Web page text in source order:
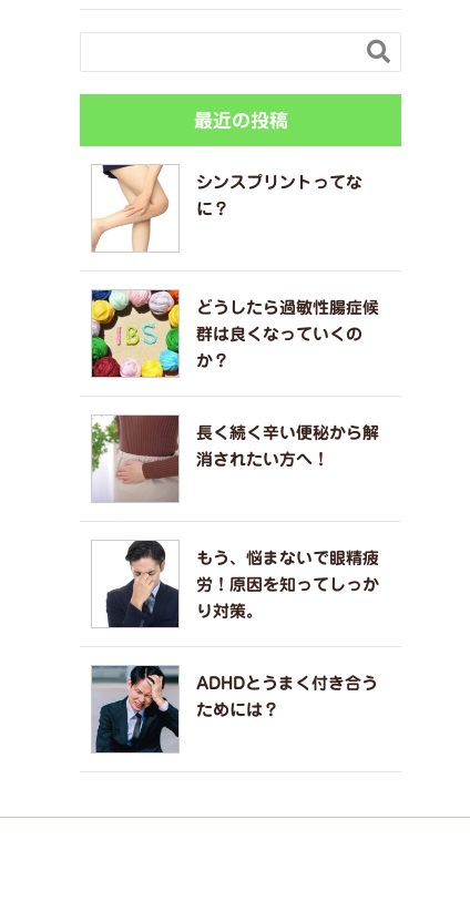

最近の投稿
シンスプリントってな
に？
どうしたら過敏性腸症候
群は良くなっていくの
か？
長く続く辛い便秘から解
消されたい方へ！
もう、悩まないで眼精疲
労！原因を知ってしっか
り対策。
ADHDとうまく付き合う
ためには？